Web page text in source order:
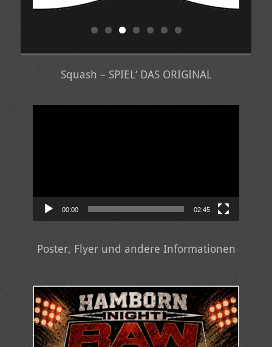
Squash – SPIEL‘ DAS ORIGINAL
00:00 02:45
Poster, Flyer und andere Informationen